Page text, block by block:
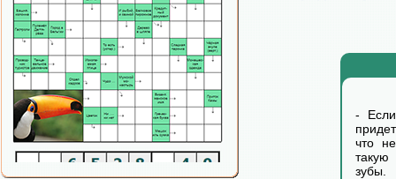
-
что
такую
зубы.